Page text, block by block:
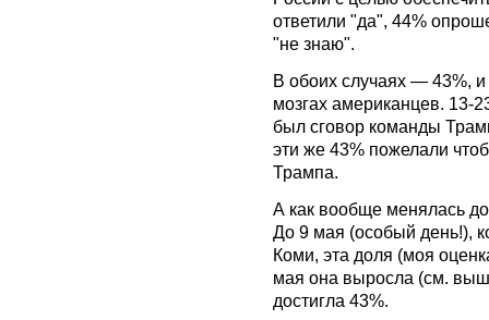
ответили "да", 44%
"не знаю".
В обоих случаях — 43%, и
мозгах американцев. 13-
был сговор команды
эти же 43% пожелали
Трампа.
А как вообще менялась
До 9 мая (особый день!),
Коми, эта доля (моя
мая она выросла (см.
достигла 43%.